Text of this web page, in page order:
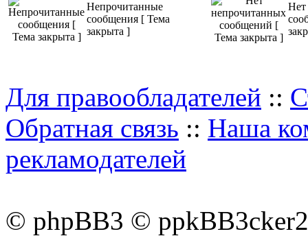
Непрочитанные
сообщения [ Тема
закрыта ]
Нет
Для правообладателей ::
Обратная связь :: Наша
рекламодателей
© phpBB3 ©